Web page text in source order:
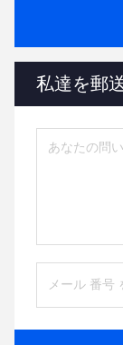
私達を郵